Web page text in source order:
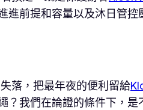
前提和容量以及沐日管
落，把最年夜的便利留給
我們在論證的條件下，